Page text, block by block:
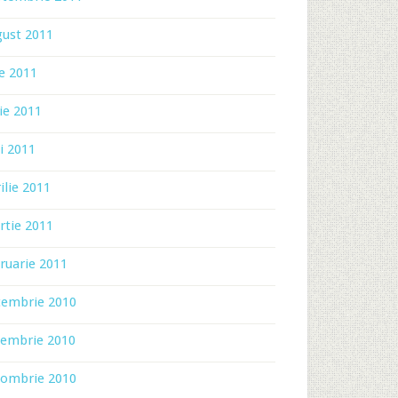
2011
2011
2011
2011
2011
2011
2011
2010
2010
2010